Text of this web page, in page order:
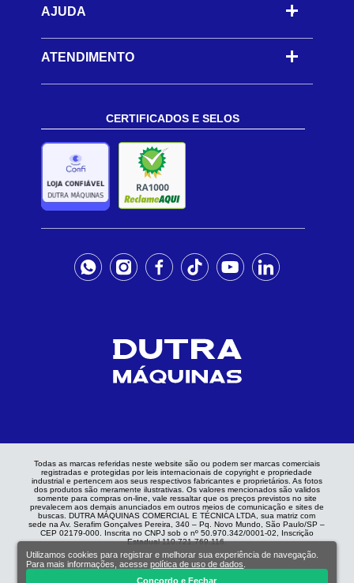
AJUDA -
ATENDIMENTO
CERTIFICADOS E SELOS
Todas as marcas referidas neste website são ou podem ser marcas comerciais
registradas e protegidas por leis internacionais de copyright e propriedade
industrial e pertencem aos seus respectivos fabricantes e proprietários. As fotos
dos produtos são meramente ilustrativas. Os valores mencionados são validos
somente para compras on-line, vale ressaltar que os preços previstos no site
prevalecem aos demais anunciados em outros meios de comunicação e sites de
buscas. DUTRA MÁQUINAS COMERCIAL E TÉCNICA LTDA, sua matriz com
sede na Av. Serafim Gonçalves Pereira, 340 – Pq. Novo Mundo, São Paulo/SP –
CEP 02179-000. Inscrita no CNPJ sob o nº 50.970.342/0001-02, Inscrição
Estadual 110.721.769.116.
Utilizamos cookies para registrar e melhorar sua experiência de navegação.
Para mais informações, acessepolítica de uso de dados
Concordo e Fechar